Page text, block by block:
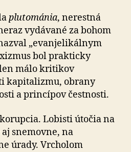
plutománia, nerestná
vydávané za bohom
„evanjelikálnym
bol prakticky
málo kritikov
kapitalizmu, obrany
a princípov čestnosti.
Lobisti útočia na
snemovne, na
úrady. Vrcholom